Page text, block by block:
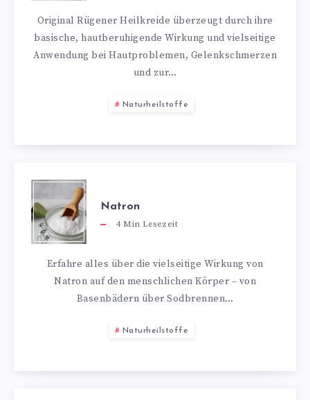
Original Rügener Heilkreide überzeugt durch ihre
basische, hautberuhigende Wirkung und vielseitige
Anwendung bei Hautproblemen, Gelenkschmerzen
und zur…
Naturheilstoffe
Natron
4Min Lesezeit
Erfahre alles über die vielseitige Wirkung von
Natron auf den menschlichen Körper – von
Basenbädern über Sodbrennen…
Naturheilstoffe